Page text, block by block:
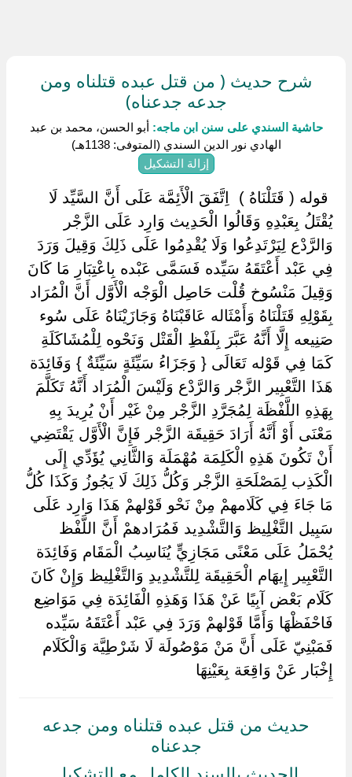
شرح حديث ( من قتل عبده قتلناه ومن
جدعه جدعناه)
حاشية السندي على سنن ابن ماجه: أبو الحسن، محمد بن عبد
الهادي نور الدين السندي (المتوفى: 1138هـ)
إزالة التشكيل
‏ ‏قوله ( قَتَلْنَاهُ ) ‏ ‏اِتَّفَقَ الْأَئِمَّة عَلَى أَنَّ السَّيِّد لَا
يُقْتَلُ بِعَبْدِهِ وَقَالُوا الْحَدِيث وَارِد عَلَى الزَّجْر
وَالرَّدْع لِيَرْتَدِعُوا وَلَا يُقْدِمُوا عَلَى ذَلِكَ وَقِيلَ وَرَدَ
فِي عَبْد أَعْتَقَهُ سَيِّده فَسَمَّى عَبْده بِاعْتِبَارِ مَا كَانَ
وَقِيلَ مَنْسُوخ قُلْت حَاصِل الْوَجْه الْأَوَّل أَنَّ الْمُرَاد
بِقَوْلِهِ قَتَلْنَاهُ وَأَمْثَاله عَاقَبْنَاهُ وَجَازَيْنَاهُ عَلَى سُوء
صَنِيعه إِلَّا أَنَّهُ عَبَّرَ بِلَفْظِ الْقَتْل وَنَحْوه لِلْمُشَاكَلَةِ
كَمَا فِي قَوْله تَعَالَى { وَجَزَاءُ سَيِّئَةٍ سَيِّئَةٌ } وَفَائِدَة
هَذَا التَّعْبِير الزَّجْر وَالرَّدْع وَلَيْسَ الْمُرَاد أَنَّهُ تَكَلَّمَ
بِهَذِهِ اللَّفْظَة لِمُجَرَّدِ الزَّجْر مِنْ غَيْر أَنْ يُرِيدَ بِهِ
مَعْنَى أَوْ أَنَّهُ أَرَادَ حَقِيقَة الزَّجْر فَإِنَّ الْأَوَّل يَقْتَضِي
أَنْ تَكُونَ هَذِهِ الْكَلِمَة مُهْمَلَة وَالثَّانِي يُؤَدِّي إِلَى
الْكَذِب لِمَصْلَحَةِ الزَّجْر وَكُلُّ ذَلِكَ لَا يَجُوزُ وَكَذَا كُلُّ
مَا جَاءَ فِي كَلَامهمْ مِنْ نَحْو قَوْلهمْ هَذَا وَارِد عَلَى
سَبِيل التَّغْلِيظ وَالتَّشْدِيد فَمُرَادهمْ أَنَّ اللَّفْظ
يُحْمَلُ عَلَى مَعْنًى مَجَازِيٍّ يُنَاسِبُ الْمَقَام وَفَائِدَة
التَّعْبِير إِيهَام الْحَقِيقَة لِلتَّشْدِيدِ وَالتَّغْلِيظ وَإِنْ كَانَ
كَلَام بَعْض آبِيًا عَنْ هَذَا وَهَذِهِ الْفَائِدَة فِي مَوَاضِع
فَاحْفَظْهَا وَأَمَّا قَوْلهمْ وَرَدَ فِي عَبْد أَعْتَقَهُ سَيِّده
فَمَبْنِيّ عَلَى أَنَّ مَنْ مَوْصُولَة لَا شَرْطِيَّة وَالْكَلَام
إِخْبَار عَنْ وَاقِعَة بِعَيْنِهَا ‏
حديث من قتل عبده قتلناه ومن جدعه
جدعناه